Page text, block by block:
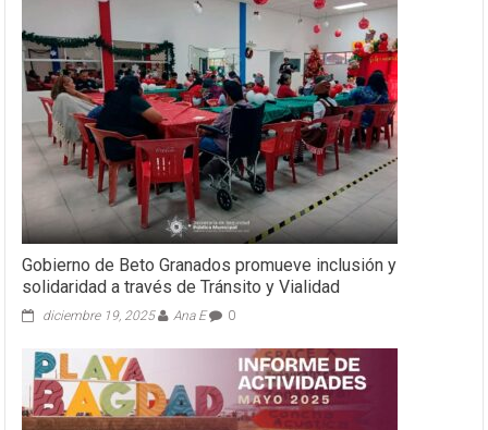
Gobierno de Beto Granados promueve inclusión y
solidaridad a través de Tránsito y Vialidad
diciembre 19, 2025 Ana E 0